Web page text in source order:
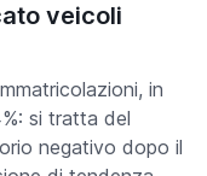
veicoli
in
si tratta del
negativo dopo il